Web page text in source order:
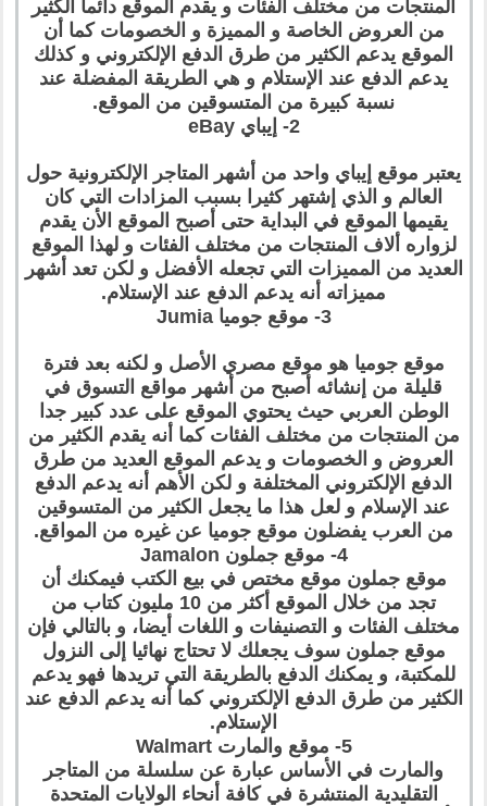
المنتجات من مختلف الفئات و يقدم الموقع دائما الكثير
من العروض الخاصة و المميزة و الخصومات كما أن
الموقع يدعم الكثير من طرق الدفع الإلكتروني و كذلك
يدعم الدفع عند الإستلام و هي الطريقة المفضلة عند
نسبة كبيرة من المتسوقين من الموقع.
2- إيباي eBay
يعتبر موقع إيباي واحد من أشهر المتاجر الإلكترونية حول
العالم و الذي إشتهر كثيرا بسبب المزادات التي كان
يقيمها الموقع في البداية حتى أصبح الموقع الأن يقدم
لزواره ألاف المنتجات من مختلف الفئات و لهذا الموقع
العديد من المميزات التي تجعله الأفضل و لكن تعد أشهر
مميزاته أنه يدعم الدفع عند الإستلام.
3- موقع جوميا Jumia
موقع جوميا هو موقع مصري الأصل و لكنه بعد فترة
قليلة من إنشائه أصبح من أشهر مواقع التسوق في
الوطن العربي حيث يحتوي الموقع على عدد كبير جدا
من المنتجات من مختلف الفئات كما أنه يقدم الكثير من
العروض و الخصومات و يدعم الموقع العديد من طرق
الدفع الإلكتروني المختلفة و لكن الأهم أنه يدعم الدفع
عند الإسلام و لعل هذا ما يجعل الكثير من المتسوقين
من العرب يفضلون موقع جوميا عن غيره من المواقع.
4- موقع جملون Jamalon
موقع جملون موقع مختص في بيع الكتب فيمكنك أن
تجد من خلال الموقع أكثر من 10 مليون كتاب من
مختلف الفئات و التصنيفات و اللغات أيضا، و بالتالي فإن
موقع جملون سوف يجعلك لا تحتاج نهائيا إلى النزول
للمكتبة، و يمكنك الدفع بالطريقة التي تريدها فهو يدعم
الكثير من طرق الدفع الإلكتروني كما أنه يدعم الدفع عند
الإستلام.
5- موقع والمارت Walmart
والمارت في الأساس عبارة عن سلسلة من المتاجر
التقليدية المنتشرة في كافة أنحاء الولايات المتحدة